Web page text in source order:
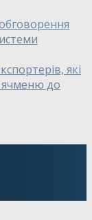
які
ячменю до